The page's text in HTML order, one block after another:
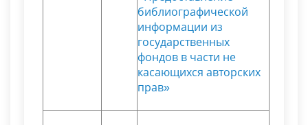
библиографической
информации из
государственных
фондов в части не
касающихся авторских
прав»